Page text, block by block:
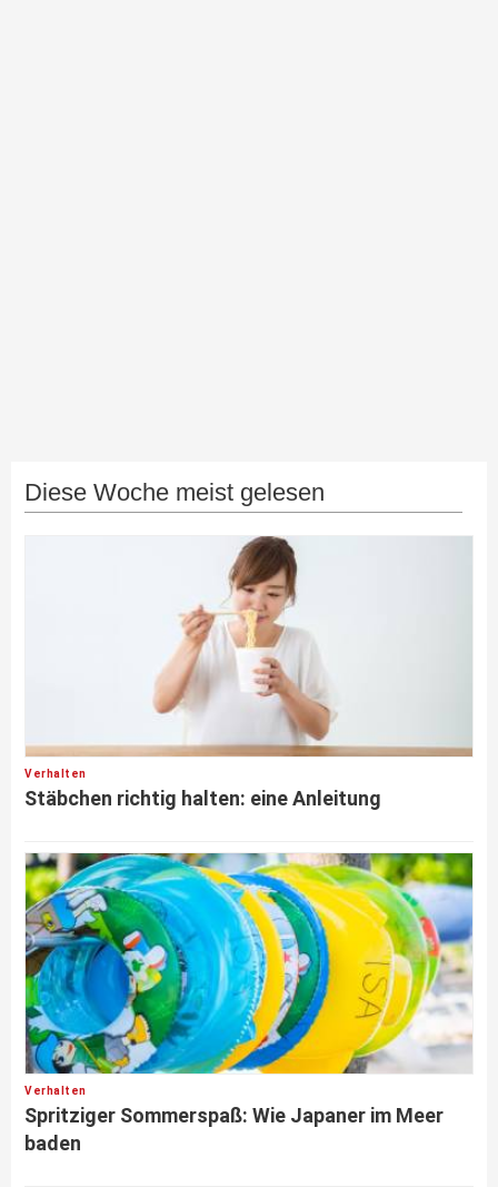
Diese Woche meist gelesen
Verhalten
Stäbchen richtig halten: eine Anleitung
Verhalten
Spritziger Sommerspaß: Wie Japaner im Meer
baden